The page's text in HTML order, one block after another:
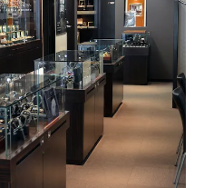
CHRONOSWISS
クロノスイス
CITIZEN
シチズン
BREGUET
ブレゲ
BRUNO SOHNLE Glash
utte
ブルーノ・ゾンレー・ グ
ラスヒュッテ
BVLGARI
ブルガリ